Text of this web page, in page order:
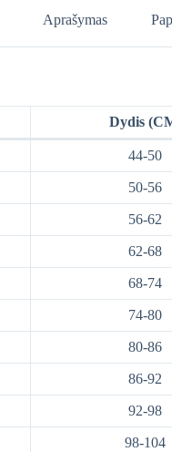
Aprašymas
Dydis
44-50
50-56
56-62
62-68
68-74
74-80
80-86
86-92
92-98
98-104